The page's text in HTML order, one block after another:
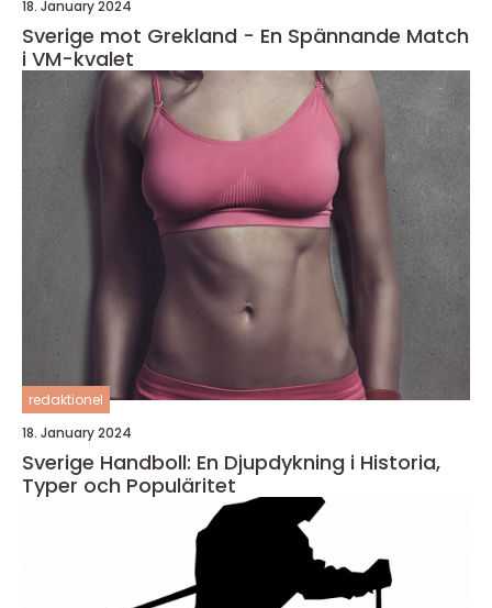
18. January 2024
Sverige mot Grekland - En Spännande Match
i VM-kvalet
redaktionel
18. January 2024
Sverige Handboll: En Djupdykning i Historia,
Typer och Populäritet